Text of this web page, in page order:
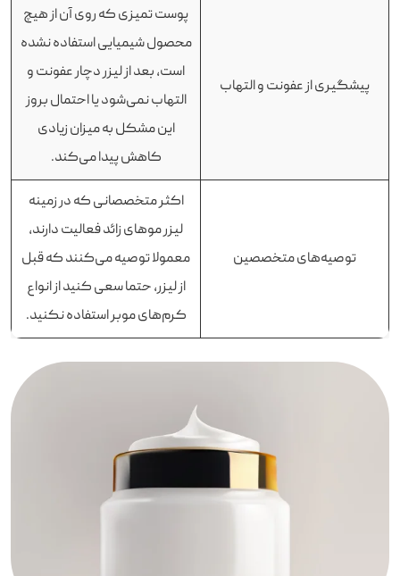
پیشگیری از عفونت و التهاب
پوست تمیزی که روی آن از هیچ
محصول شیمیایی استفاده نشده
است، بعد از لیزر دچار عفونت و
التهاب نمی‌شود یا احتمال بروز
این مشکل به میزان زیادی
کاهش پیدا می‌کند.
توصیه‌های متخصصین
اکثر متخصصانی که در زمینه
لیزر موهای زائد فعالیت دارند،
معمولا توصیه می‌کنند که قبل
از لیزر، حتما سعی کنید از انواع
کرم‌های موبر استفاده نکنید.